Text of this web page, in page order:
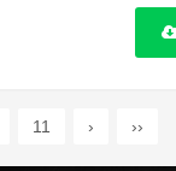
11 › ››